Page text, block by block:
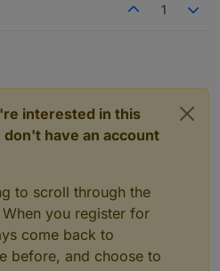
1
interested in this
have an account
to scroll through the
you register for
come back to
before, and choose to